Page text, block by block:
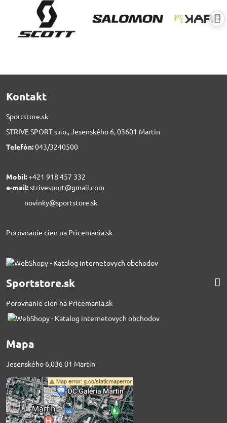
Kontakt
Sportstore.sk
STRIVE SPORT s.r.o., Jesenského 6, 03601 Martin
Telefón:043/3240500
Mobil:+421 918 457 332
e-mail:strivesport@gmail.com
novinky@sportstore.sk
Porovnanie cien na Pricemania.sk
Sportstore.sk
Porovnanie cien na Pricemania.sk
Mapa
Jesenského 6,036 01 Martin
Externý obsah je
blokovaný Voľbami